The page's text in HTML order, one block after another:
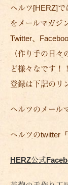
ヘルツ[HERZ]
をメールマガジン
Twitter、
（作り手の日
ど様々なです！
登録は下記のリ
ヘルツのメール
ヘルツのtwitter
HERZ公式